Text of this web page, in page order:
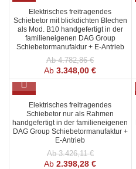
SALE
Elektrisches freitragendes
Schiebetor mit blickdichten Blechen
als Mod. B10 handgefertigt in der
familieneigenen DAG Group
Schiebetormanufaktur + E-Antrieb
Ab4.782,86€
Ab3.348,00€
SALE
Elektrisches freitragendes
Schiebetor nur als Rahmen
handgefertigt in der familieneigenen
DAG Group Schiebetormanufaktur +
E-Antrieb
Ab3.426,11€
Ab2.398,28€